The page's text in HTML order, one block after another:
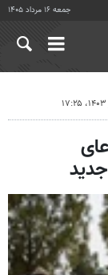
جمعه ۱۶ مرداد ۱۴۰۵